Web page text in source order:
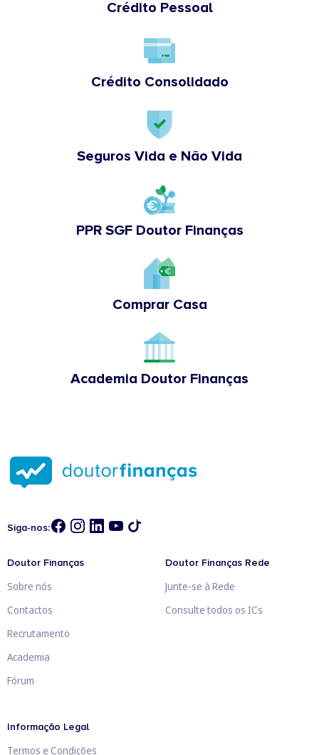
Crédito Pessoal
Crédito Consolidado
Seguros Vida e Não Vida
PPR SGF Doutor Finanças
Comprar Casa
Academia Doutor Finanças
Siga-nos:
Doutor Finanças
Sobre nós
Contactos
Recrutamento
Academia
Fórum
Doutor Finanças Rede
Junte-se à Rede
Consulte todos os ICs
Informação Legal
Termos e Condições